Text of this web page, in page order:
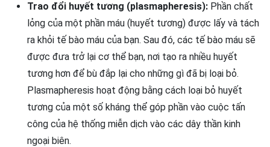
Trao đổi huyết tương (plasmapheresis): Phần chất
lỏng của một phần máu (huyết tương) được lấy và tách
ra khỏi tế bào máu của bạn. Sau đó, các tế bào máu sẽ
được đưa trở lại cơ thể bạn, nơi tạo ra nhiều huyết
tương hơn để bù đắp lại cho những gì đã bị loại bỏ.
Plasmapheresis hoạt động bằng cách loại bỏ huyết
tương của một số kháng thể góp phần vào cuộc tấn
công của hệ thống miễn dịch vào các dây thần kinh
ngoại biên.